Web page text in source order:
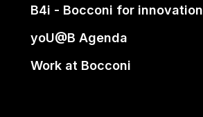
B4i - Bocconi for innovation
yoU@B Agenda
Work at Bocconi